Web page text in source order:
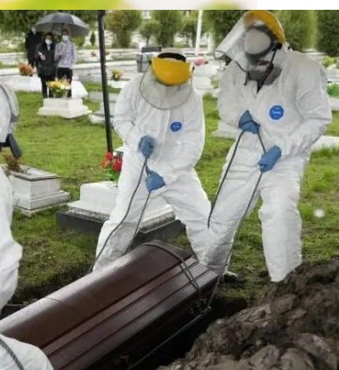
На Запуск Моделей ИИ
Опытом АЛКОМАГ